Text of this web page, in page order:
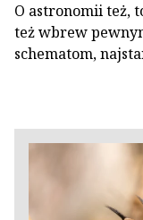
O astronomii też,
też wbrew
schematom,